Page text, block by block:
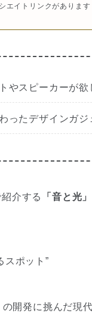
エイトリンクがあります
やスピーカーが欲
ったデザインガ
介する
「音と光
スポット”
開発に挑んだ現